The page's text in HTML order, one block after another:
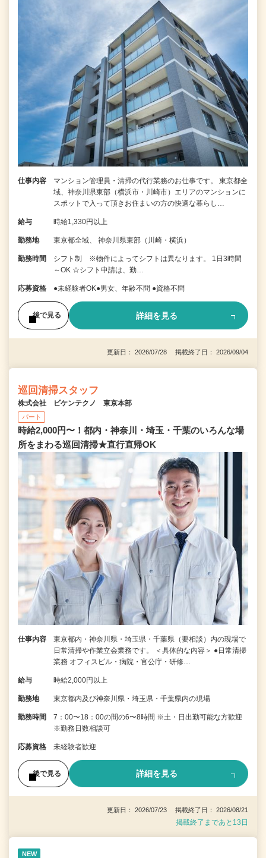
仕事内容
マンション管理員・清掃の代行業務のお仕事です。 東京都全
域、神奈川県東部（横浜市・川崎市）エリアのマンションに
スポットで入って頂きお住まいの方の快適な暮らし…
給与 時給1,330円以上
勤務地 東京都全域、 神奈川県東部（川崎・横浜）
勤務時間
シフト制 ※物件によってシフトは異なります。 1日3時間
～OK ☆シフト申請は、勤…
応募資格 ●未経験者OK●男女、年齢不問 ●資格不問
後で見る 詳細を見る
更新日： 2026/07/28 掲載終了日： 2026/09/04
巡回清掃スタッフ
株式会社 ビケンテクノ 東京本部
パート
時給2,000円〜！都内・神奈川・埼玉・千葉のいろんな場
所をまわる巡回清掃★直行直帰OK
仕事内容
東京都内・神奈川県・埼玉県・千葉県（要相談）内の現場で
日常清掃や作業立会業務です。 ＜具体的な内容＞ ●日常清掃
業務 オフィスビル・病院・官公庁・研修…
給与 時給2,000円以上
勤務地 東京都内及び神奈川県・埼玉県・千葉県内の現場
勤務時間
7：00〜18：00の間の6〜8時間 ※土・日出勤可能な方歓迎
※勤務日数相談可
応募資格 未経験者歓迎
後で見る 詳細を見る
更新日： 2026/07/23 掲載終了日： 2026/08/21
掲載終了まであと13日
NEW